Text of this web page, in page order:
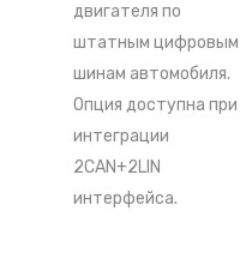
двигателя по
штатным цифровым
шинам автомобиля.
Опция доступна при
интеграции
2CAN+2LIN
интерфейса.